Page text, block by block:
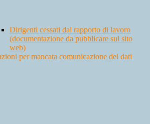
Dirigenti cessati dal rapporto di lavoro
(documentazione da pubblicare sul sito
web)
per mancata comunicazione dei dati